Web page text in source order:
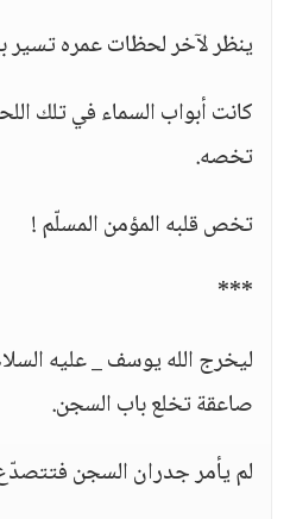
ينظر لآخر لحظات عمره تسير
كانت أبواب السماء في تلك
تخصه.
تخص قلبه المؤمن المسلّم !
***
ليخرج الله يوسف _ عليه
صاعقة تخلع باب السجن.
لم يأمر جدران السجن